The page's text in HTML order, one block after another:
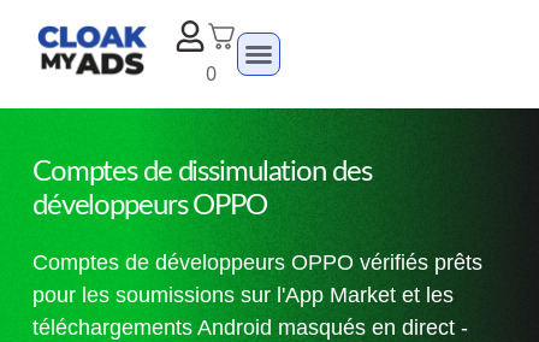
0
Comptes de dissimulation des
développeurs OPPO
Comptes de développeurs OPPO vérifiés prêts
pour les soumissions sur l'App Market et les
téléchargements Android masqués en direct -